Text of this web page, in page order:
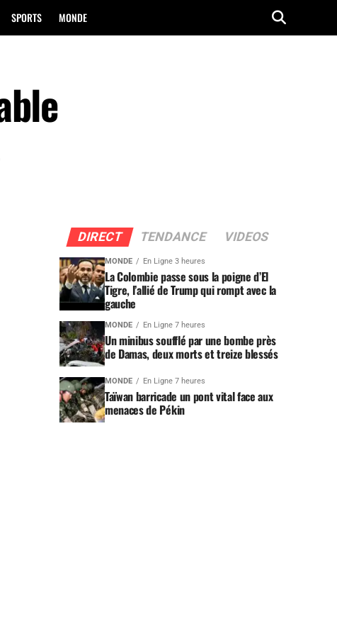
SPORTS MONDE
DIRECT TENDANCE VIDEOS
MONDE En Ligne 3 heures
La Colombie passe sous la poigne d’El
Tigre, l’allié de Trump qui rompt avec la
gauche
MONDE En Ligne 7 heures
Un minibus soufflé par une bombe près
de Damas, deux morts et treize blessés
MONDE En Ligne 7 heures
Taïwan barricade un pont vital face aux
menaces de Pékin